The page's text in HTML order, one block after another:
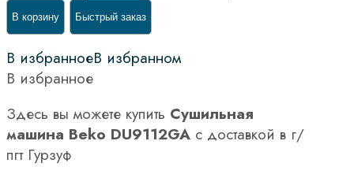
В корзину Быстрый заказ
В избранноеВ избранном
В избранное
Здесь вы можете купить Сушильная
машина Beko DU9112GA с доставкой в г/
пгт Гурзуф